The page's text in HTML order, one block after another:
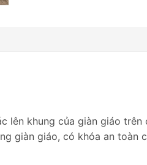
lên khung của giàn giáo
giàn giáo, có khóa an toàn